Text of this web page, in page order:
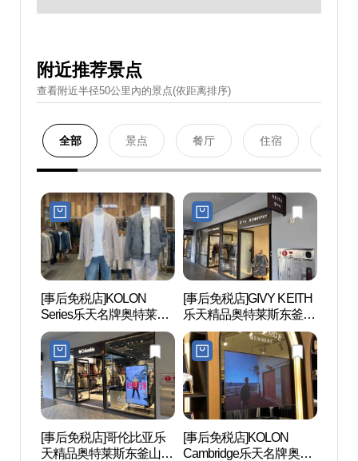
附近推荐景点
查看附近半径50公里內的景点(依距离排序)
全部 景点 餐厅 住宿
[事后免税店]KOLON
Series乐天名牌奥特莱斯
东釜山店(시리즈 롯데프
리미엄아울렛 동부산점)
[事后免税店]GIVY KEITH
乐天精品奥特莱斯东釜山
店(기비키이스 롯데프리
미엄아울렛 동부산점)
[事后免税店]哥伦比亚乐
天精品奥特莱斯东釜山店
[事后免税店]KOLON
Cambridge乐天名牌奥特